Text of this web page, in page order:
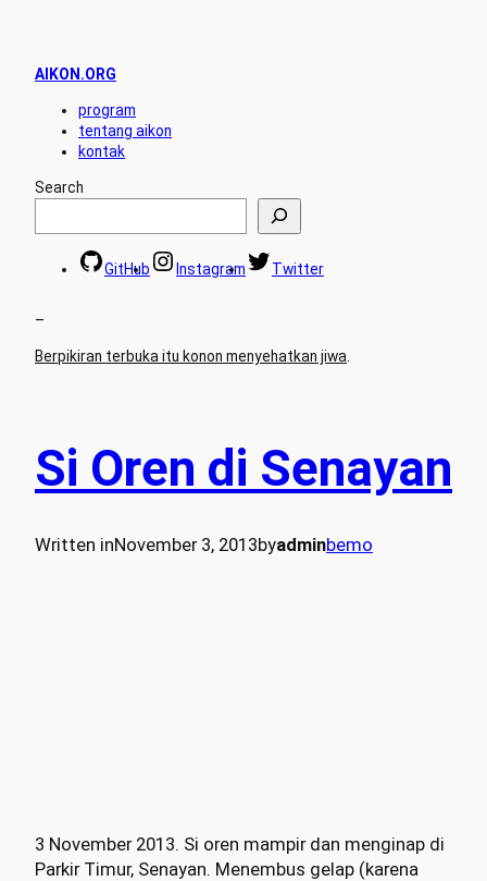
AIKON.ORG
program
tentang aikon
kontak
Search
GitHub Instagram Twitter
–
Berpikiran terbuka itu konon menyehatkan jiwa
Si Oren di Senayan
Written inNovember 3, 2013byadminbemo
3 November 2013. Si oren mampir dan menginap di
Parkir Timur, Senayan. Menembus gelap (karena